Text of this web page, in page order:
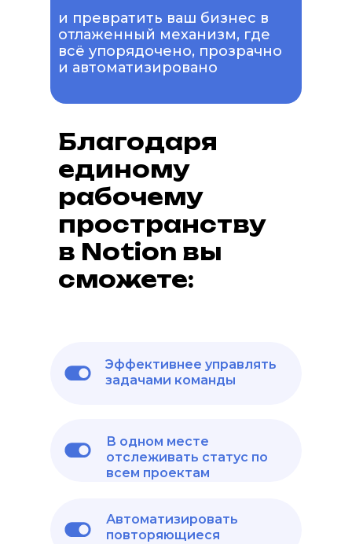
и превратить ваш бизнес в
отлаженный механизм, где
всё упорядочено, прозрачно
и автоматизировано
Благодаря
единому
рабочему
пространству
в Notion вы
сможете:
В одном месте
отслеживать статус по
всем проектам
Автоматизировать
повторяющиеся
Эффективнее управлять
задачами команды